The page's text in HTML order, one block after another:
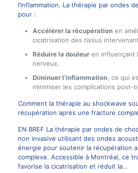
l’inflammation. La thérapie par ondes
pour :
Accélérer la récupérationen
cicatrisation des tissus
Réduire la douleuren influençant
nerveux.
Diminuer l’inflammation, ce qui
minimiser les complications post-
Comment la thérapie au shockwave
récupération après une fracture
EN BREF La thérapie par ondes de
non invasive utilisant des ondes
énergie pour soutenir la récupération
complexe. Accessible à Montréal, ce
favorise la cicatrisation et réduit la…